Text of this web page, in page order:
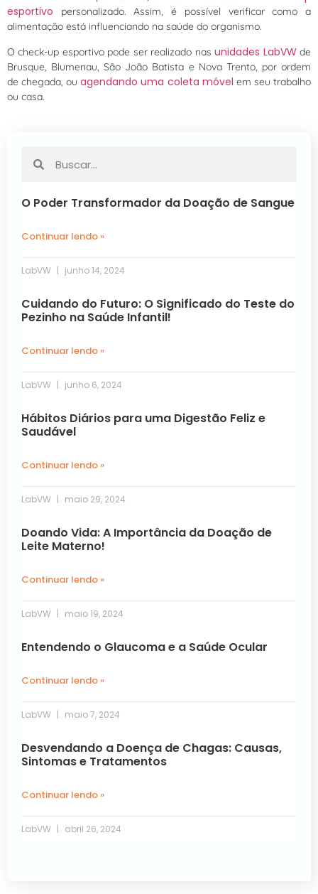
esportivo personalizado. Assim, é possível verificar como a
alimentação está influenciando na saúde do organismo.
O check-up esportivo pode ser realizado nasunidades LabVWde
Brusque, Blumenau, São João Batista e Nova Trento, por ordem
de chegada, ouagendando uma coleta móvel em seu trabalho
ou casa.
O Poder Transformador da Doação de Sangue
Continuar lendo »
LabVW junho 14, 2024
Cuidando do Futuro: O Significado do Teste do
Pezinho na Saúde Infantil!
Continuar lendo »
LabVW junho 6, 2024
Hábitos Diários para uma Digestão Feliz e
Saudável
Continuar lendo »
LabVW maio 29, 2024
Doando Vida: A Importância da Doação de
Leite Materno!
Continuar lendo »
LabVW maio 19, 2024
Entendendo o Glaucoma e a Saúde Ocular
Continuar lendo »
LabVW maio 7, 2024
Desvendando a Doença de Chagas: Causas,
Sintomas e Tratamentos
Continuar lendo »
LabVW abril 26, 2024